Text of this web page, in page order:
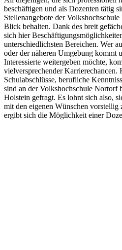
beschäftigen und als Dozenten tätig
Stellenangebote der
Blick behalten. Dank des breit
sich hier
unterschiedlichsten Bereichen. Wer
oder der näheren Umgebung kommt
Interessierte weitergeben möchte,
vielversprechender Karrierechancen.
Schulabschlüsse, berufliche
sind an der Volkshochschule Nortorf
Holstein gefragt. Es lohnt sich also,
mit den eigenen Wünschen vorstellig
ergibt sich die Möglichkeit einer